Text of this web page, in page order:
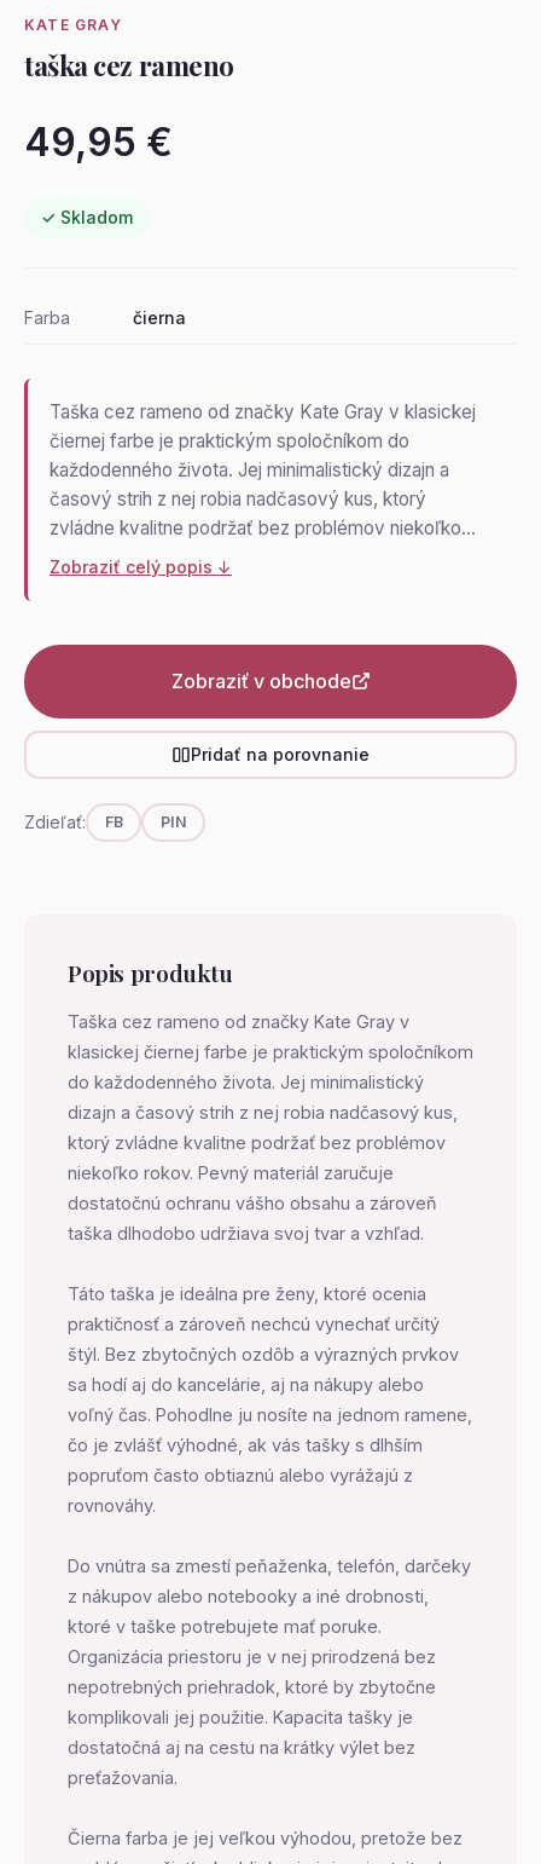
KATE GRAY
taška cez rameno
49,95 €
✓ Skladom
Farba čierna
Taška cez rameno od značky Kate Gray v klasickej
čiernej farbe je praktickým spoločníkom do
každodenného života. Jej minimalistický dizajn a
časový strih z nej robia nadčasový kus, ktorý
zvládne kvalitne podržať bez problémov niekoľko…
Zobraziť celý popis ↓
Zobraziť v obchode
Pridať na porovnanie
Zdieľať: FB PIN
Popis produktu
Taška cez rameno od značky Kate Gray v
klasickej čiernej farbe je praktickým spoločníkom
do každodenného života. Jej minimalistický
dizajn a časový strih z nej robia nadčasový kus,
ktorý zvládne kvalitne podržať bez problémov
niekoľko rokov. Pevný materiál zaručuje
dostatočnú ochranu vášho obsahu a zároveň
taška dlhodobo udržiava svoj tvar a vzhľad.
Táto taška je ideálna pre ženy, ktoré ocenia
praktičnosť a zároveň nechcú vynechať určitý
štýl. Bez zbytočných ozdôb a výrazných prvkov
sa hodí aj do kancelárie, aj na nákupy alebo
voľný čas. Pohodlne ju nosíte na jednom ramene,
čo je zvlášť výhodné, ak vás tašky s dlhším
popruťom často obtiaznú alebo vyrážajú z
rovnováhy.
Do vnútra sa zmestí peňaženka, telefón, darčeky
z nákupov alebo notebooky a iné drobnosti,
ktoré v taške potrebujete mať poruke.
Organizácia priestoru je v nej prirodzená bez
nepotrebných priehradok, ktoré by zbytočne
komplikovali jej použitie. Kapacita tašky je
dostatočná aj na cestu na krátky výlet bez
preťažovania.
Čierna farba je jej veľkou výhodou, pretože bez